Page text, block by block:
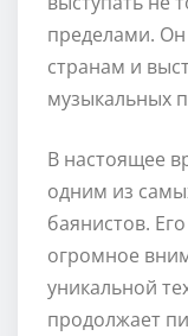
пределами.
странам и
музыкальных
В настоящее
одним из
баянистов.
огромное
уникальной
продолжает